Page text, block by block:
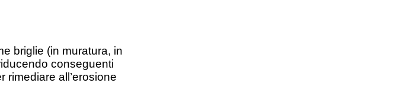
briglie (in muratura, in
conseguenti
rimediare all’erosione